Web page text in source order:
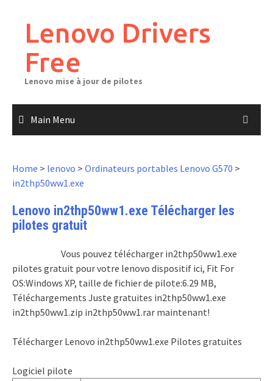
contentLenovo Drivers
Free
Lenovo mise à jour de pilotes
Main Menu
Home > lenovo > Ordinateurs portables Lenovo G570 >
in2thp50ww1.exe
Lenovo in2thp50ww1.exe Télécharger les
pilotes gratuit
Vous pouvez télécharger in2thp50ww1.exe
pilotes gratuit pour votre lenovo dispositif ici, Fit For
OS:Windows XP, taille de fichier de pilote:6.29 MB,
Téléchargements Juste gratuites in2thp50ww1.exe
in2thp50ww1.zip in2thp50ww1.rar maintenant!
Télécharger Lenovo in2thp50ww1.exe Pilotes gratuites
Logiciel pilote